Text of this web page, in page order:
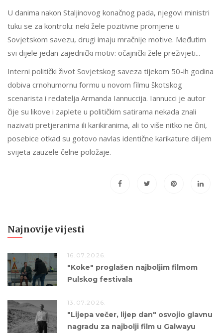
U danima nakon Staljinovog konačnog pada, njegovi ministri
tuku se za kontrolu: neki žele pozitivne promjene u
Sovjetskom savezu, drugi imaju mračnije motive. Međutim
svi dijele jedan zajednički motiv: očajnički žele preživjeti...
Interni politički život Sovjetskog saveza tijekom 50-ih godina
dobiva crnohumornu formu u novom filmu škotskog
scenarista i redatelja Armanda Iannuccija. Iannucci je autor
čije su likove i zaplete u političkim satirama nekada znali
nazivati pretjeranima ili karikiranima, ali to više nitko ne čini,
posebice otkad su gotovo navlas identične karikature diljem
svijeta zauzele čelne položaje.
Najnovije vijesti
16.07.2026.
"Koke" proglašen najboljim filmom
Pulskog festivala
13.07.2026.
"Lijepa večer, lijep dan" osvojio glavnu
nagradu za najbolji film u Galwayu